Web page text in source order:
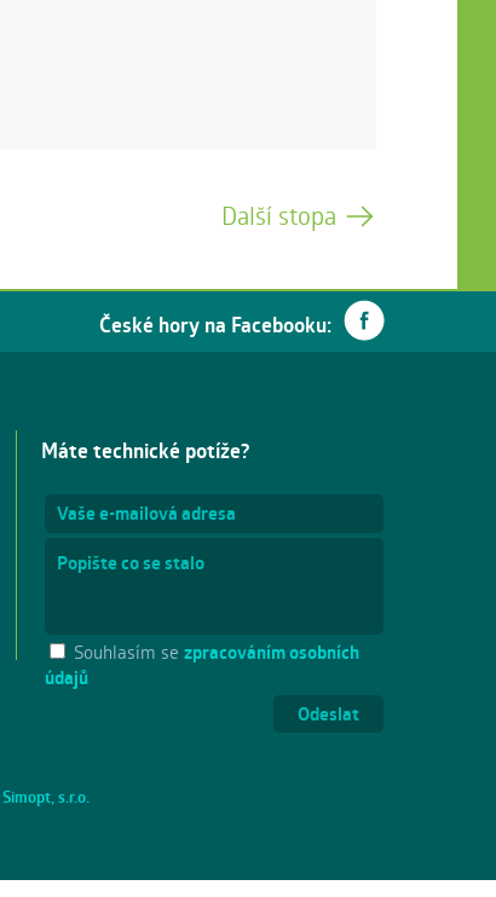
Další stopa
České hory na Facebooku:
Máte technické potíže?
Souhlasím se zpracováním osobních
údajů
Simopt, s.r.o.